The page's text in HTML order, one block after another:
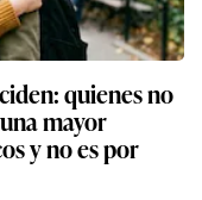
quienes no
mayor
y no es por